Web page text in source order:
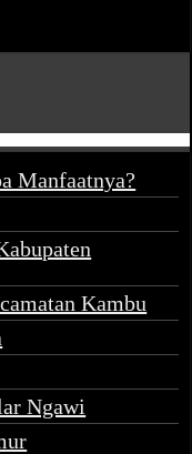
Manfaatnya?
Kambu
Ngawi